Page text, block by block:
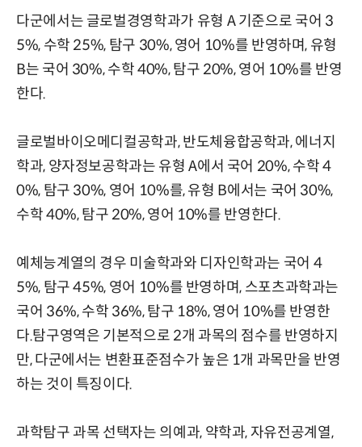
다군에서는 글로벌경영학과가 유형 A 기준으로 국어 3
5%, 수학 25%, 탐구 30%, 영어 10%를 반영하며, 유형
B는 국어 30%, 수학 40%, 탐구 20%, 영어 10%를 반영
한다.
글로벌바이오메디컬공학과, 반도체융합공학과, 에너지
학과, 양자정보공학과는 유형 A에서 국어 20%, 수학 4
0%, 탐구 30%, 영어 10%를, 유형 B에서는 국어 30%,
수학 40%, 탐구 20%, 영어 10%를 반영한다.
예체능계열의 경우 미술학과와 디자인학과는 국어 4
5%, 탐구 45%, 영어 10%를 반영하며, 스포츠과학과는
국어 36%, 수학 36%, 탐구 18%, 영어 10%를 반영한
다.탐구영역은 기본적으로 2개 과목의 점수를 반영하지
만, 다군에서는 변환표준점수가 높은 1개 과목만을 반영
하는 것이 특징이다.
과학탐구 과목 선택자는 의예과, 약학과, 자유전공계열,